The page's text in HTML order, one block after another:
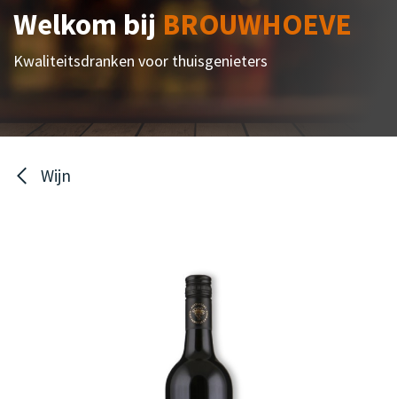
Welkom bijBROUWHOEVE
Kwaliteitsdranken voor thuisgenieters
Wijn